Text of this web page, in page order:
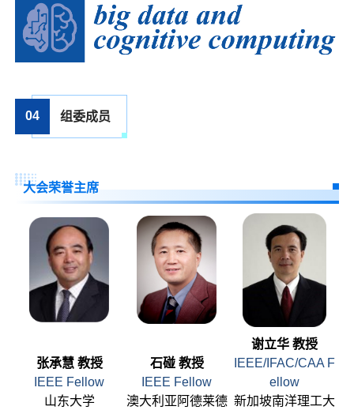
04 组委成员
大会荣誉主席
张承慧 教授
IEEE Fellow
山东大学
石碰 教授
IEEE Fellow
澳大利亚阿德莱德
谢立华 教授
IEEE/IFAC/CAA F
ellow
新加坡南洋理工大